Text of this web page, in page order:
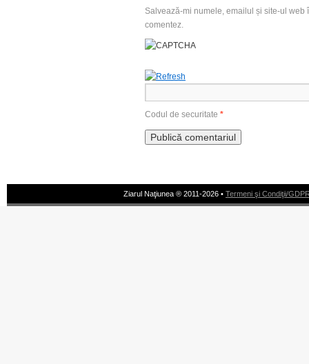
Salvează-mi numele, emailul și site-ul
comentez.
Codul de securitate *
Ziarul Naţiunea ® 2011-2026 • Termeni şi Condiţii/